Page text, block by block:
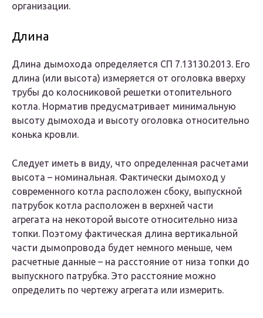
организации.
Длина
Длина дымохода определяется СП 7.13130.2013. Его
длина (или высота) измеряется от оголовка вверху
трубы до колосниковой решетки отопительного
котла. Норматив предусматривает минимальную
высоту дымохода и высоту оголовка относительно
конька кровли.
Следует иметь в виду, что определенная расчетами
высота – номинальная. Фактически дымоход у
современного котла расположен сбоку, выпускной
патрубок котла расположен в верхней части
агрегата на некоторой высоте относительно низа
топки. Поэтому фактическая длина вертикальной
части дымопровода будет немного меньше, чем
расчетные данные – на расстояние от низа топки до
выпускного патрубка. Это расстояние можно
определить по чертежу агрегата или измерить.